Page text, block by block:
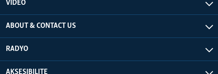
VIDEO
ABOUT & CONTACT US
RADYO
AKSESIBILITE